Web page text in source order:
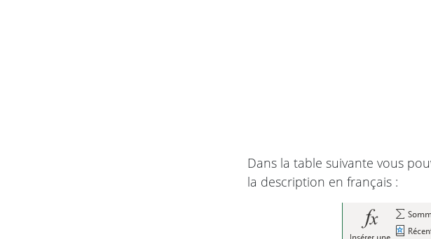
Dans la table suivante vous
la description en français :